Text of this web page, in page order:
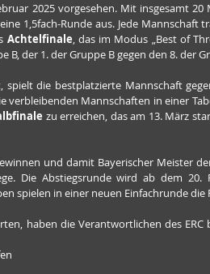
2025 vorgesehen. Mit insgesamt
1,5fach-Runde aus. Jede Mannschaft
Achtelfinale, das im Modus „Best of
B, der 1. der Gruppe B gegen den 8. der
spielt die bestplatzierte Mannschaft
verbleibenden Mannschaften in einer
zu erreichen, das am 13. März
und damit Bayerischer Meister
Die Abstiegsrunde wird ab dem 20.
spielen in einer neuen Einfachrunde die
haben die Verantwortlichen des ERC